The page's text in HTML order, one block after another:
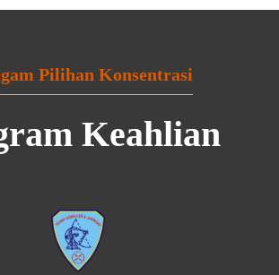
Pilihan Konsentrasi
Keahlian